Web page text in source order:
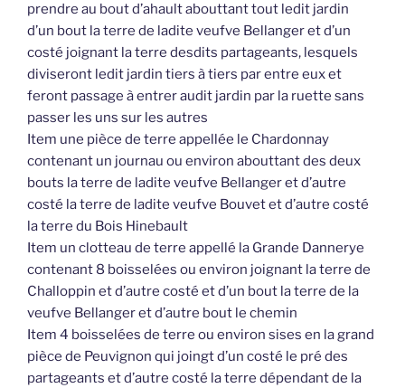
prendre au bout d’ahault abouttant tout ledit jardin
d’un bout la terre de ladite veufve Bellanger et d’un
costé joignant la terre desdits partageants, lesquels
diviseront ledit jardin tiers à tiers par entre eux et
feront passage à entrer audit jardin par la ruette sans
passer les uns sur les autres
Item une pièce de terre appellée le Chardonnay
contenant un journau ou environ abouttant des deux
bouts la terre de ladite veufve Bellanger et d’autre
costé la terre de ladite veufve Bouvet et d’autre costé
la terre du Bois Hinebault
Item un clotteau de terre appellé la Grande Dannerye
contenant 8 boisselées ou environ joignant la terre de
Challoppin et d’autre costé et d’un bout la terre de la
veufve Bellanger et d’autre bout le chemin
Item 4 boisselées de terre ou environ sises en la grand
pièce de Peuvignon qui joingt d’un costé le pré des
partageants et d’autre costé la terre dépendant de la